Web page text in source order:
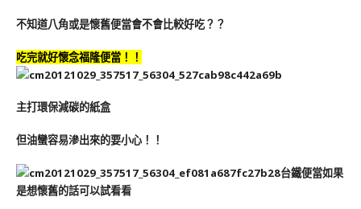
不知道八角或是懷舊便當會不會比較好吃？？
吃完就好懷念福隆便當！！
主打環保減碳的紙盒
但油蠻容易滲出來的要小心！！
台鐵便當如果
是想懷舊的話可以試看看